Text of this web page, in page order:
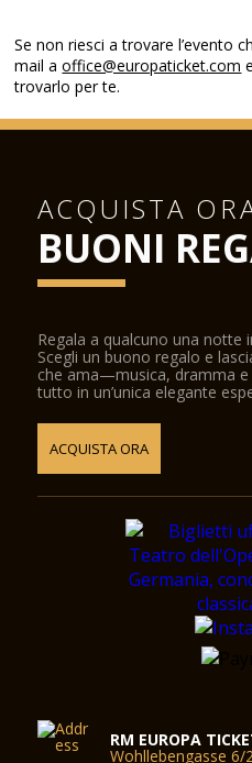
Se non riesci a trovare l’evento
mail aoffice@europaticket.com
trovarlo per te.
ACQUISTA
BUONI
Regala a qualcuno una notte
Scegli un buono regalo e
che ama—musica, dramma
tutto in un’unica elegante
ACQUISTA ORA
RM EUROPA
Wohllebengasse 6/